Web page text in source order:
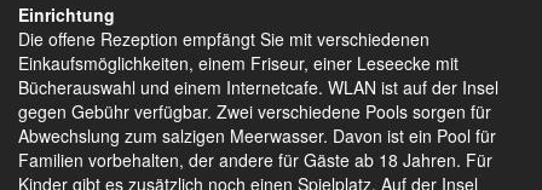
Einrichtung
Die offene Rezeption empfängt Sie mit verschiedenen
Einkaufsmöglichkeiten, einem Friseur, einer Leseecke mit
Bücherauswahl und einem Internetcafe. WLAN ist auf der Insel
gegen Gebühr verfügbar. Zwei verschiedene Pools sorgen für
Abwechslung zum salzigen Meerwasser. Davon ist ein Pool für
Familien vorbehalten, der andere für Gäste ab 18 Jahren. Für
Kinder gibt es zusätzlich noch einen Spielplatz. Auf der Insel